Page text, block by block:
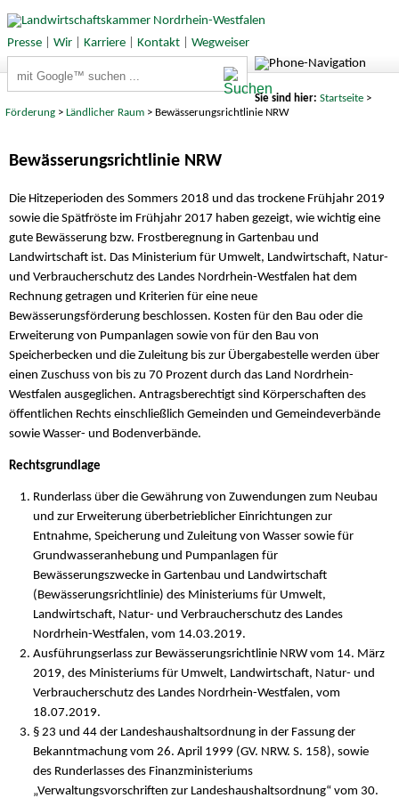
Presse| Wir| Karriere| Kontakt| Wegweiser
Sie sind hier: Startseite>
Förderung >Ländlicher Raum > Bewässerungsrichtlinie NRW
Bewässerungsrichtlinie NRW
Die Hitzeperioden des Sommers 2018 und das trockene Frühjahr 2019
sowie die Spätfröste im Frühjahr 2017 haben gezeigt, wie wichtig eine
gute Bewässerung bzw. Frostberegnung in Gartenbau und
Landwirtschaft ist. Das Ministerium für Umwelt, Landwirtschaft, Natur-
und Verbraucherschutz des Landes Nordrhein-Westfalen hat dem
Rechnung getragen und Kriterien für eine neue
Bewässerungsförderung beschlossen. Kosten für den Bau oder die
Erweiterung von Pumpanlagen sowie von für den Bau von
Speicherbecken und die Zuleitung bis zur Übergabestelle werden über
einen Zuschuss von bis zu 70 Prozent durch das Land Nordrhein-
Westfalen ausgeglichen. Antragsberechtigt sind Körperschaften des
öffentlichen Rechts einschließlich Gemeinden und Gemeindeverbände
sowie Wasser- und Bodenverbände.
Rechtsgrundlage
Runderlass über die Gewährung von Zuwendungen zum Neubau
und zur Erweiterung überbetrieblicher Einrichtungen zur
Entnahme, Speicherung und Zuleitung von Wasser sowie für
Grundwasseranhebung und Pumpanlagen für
Bewässerungszwecke in Gartenbau und Landwirtschaft
(Bewässerungsrichtlinie) des Ministeriums für Umwelt,
Landwirtschaft, Natur- und Verbraucherschutz des Landes
Nordrhein-Westfalen, vom 14.03.2019.
Ausführungserlass zur Bewässerungsrichtlinie NRW vom 14. März
2019, des Ministeriums für Umwelt, Landwirtschaft, Natur- und
Verbraucherschutz des Landes Nordrhein-Westfalen, vom
18.07.2019.
§ 23 und 44 der Landeshaushaltsordnung in der Fassung der
Bekanntmachung vom 26. April 1999 (GV. NRW. S. 158), sowie
des Runderlasses des Finanzministeriums
„Verwaltungsvorschriften zur Landeshaushaltsordnung“ vom 30.